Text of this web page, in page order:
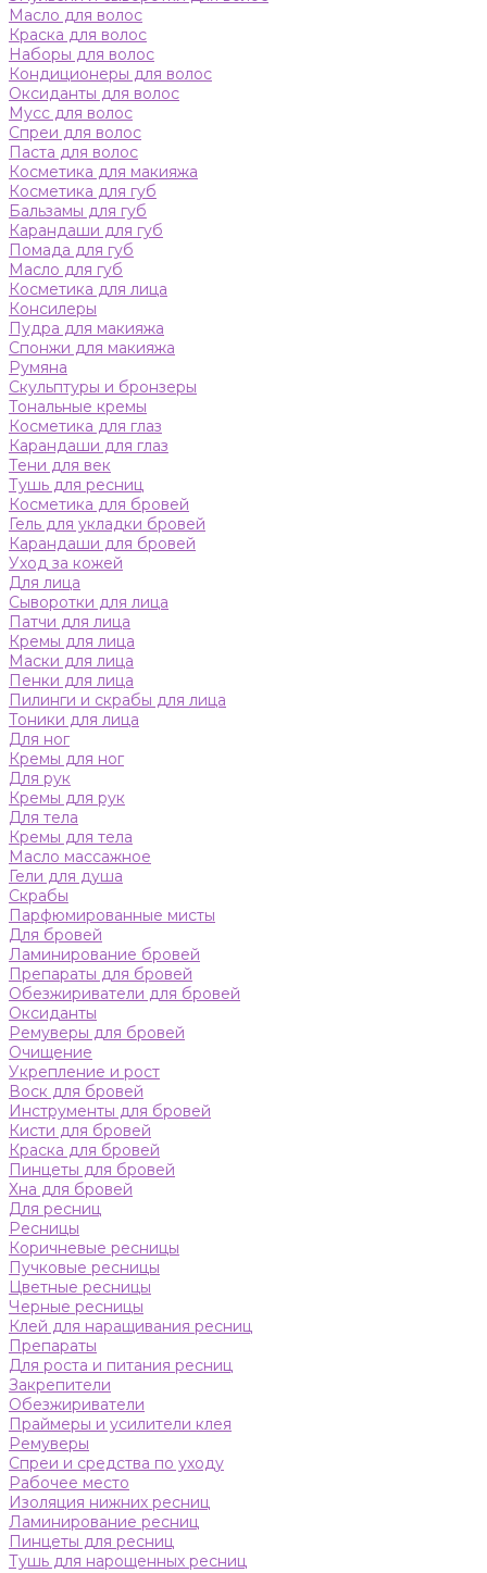
Масло для волос
Краска для волос
Наборы для волос
Кондиционеры для волос
Оксиданты для волос
Мусс для волос
Спреи для волос
Паста для волос
Косметика для макияжа
Косметика для губ
Бальзамы для губ
Карандаши для губ
Помада для губ
Масло для губ
Косметика для лица
Консилеры
Пудра для макияжа
Спонжи для макияжа
Румяна
Скульптуры и бронзеры
Тональные кремы
Косметика для глаз
Карандаши для глаз
Тени для век
Тушь для ресниц
Косметика для бровей
Гель для укладки бровей
Карандаши для бровей
Уход за кожей
Для лица
Сыворотки для лица
Патчи для лица
Кремы для лица
Маски для лица
Пенки для лица
Пилинги и скрабы для лица
Тоники для лица
Для ног
Кремы для ног
Для рук
Кремы для рук
Для тела
Кремы для тела
Масло массажное
Гели для душа
Скрабы
Парфюмированные мисты
Для бровей
Ламинирование бровей
Препараты для бровей
Обезжириватели для бровей
Оксиданты
Ремуверы для бровей
Очищение
Укрепление и рост
Воск для бровей
Инструменты для бровей
Кисти для бровей
Краска для бровей
Пинцеты для бровей
Хна для бровей
Для ресниц
Ресницы
Коричневые ресницы
Пучковые ресницы
Цветные ресницы
Черные ресницы
Клей для наращивания ресниц
Препараты
Для роста и питания ресниц
Закрепители
Обезжириватели
Праймеры и усилители клея
Ремуверы
Спреи и средства по уходу
Рабочее место
Изоляция нижних ресниц
Ламинирование ресниц
Пинцеты для ресниц
Тушь для нарощенных ресниц